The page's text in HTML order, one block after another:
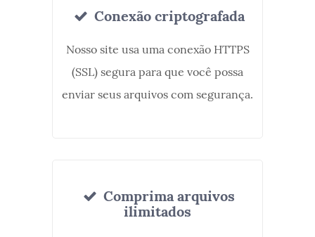
Conexão criptografada
Nosso site usa uma conexão HTTPS
(SSL) segura para que você possa
enviar seus arquivos com segurança.
Comprima arquivos
ilimitados